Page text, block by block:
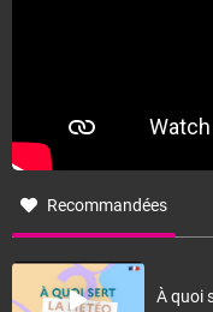
Recommandées
À quoi